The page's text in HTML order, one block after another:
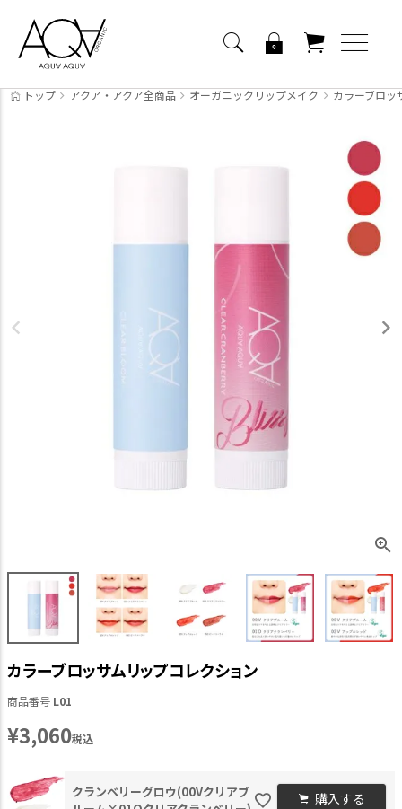
トップ アクア・アクア全商品 オーガニックリップメイク カラーブロッ
カラーブロッサムリップコレクション
商品番号 L01
¥3,060税込
クランベリーグロウ(00Vクリアブ
購入する